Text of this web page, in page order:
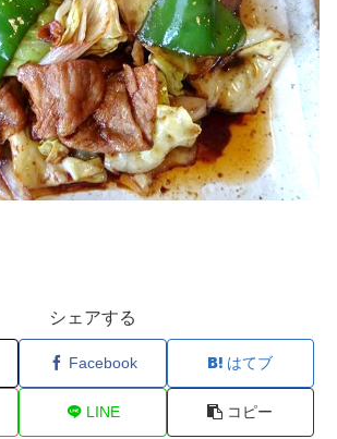
シェアする
Facebook はてブ
LINE コピー